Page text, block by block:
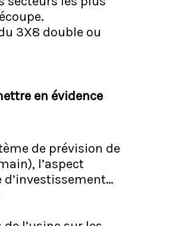
3X8 double ou
en évidence
de prévision de
l’aspect